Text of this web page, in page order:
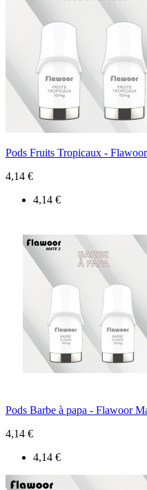
Pods Fruits Tropicaux -
4,14 €
4,14 €
Pods Barbe à papa - Flawoor
4,14 €
4,14 €